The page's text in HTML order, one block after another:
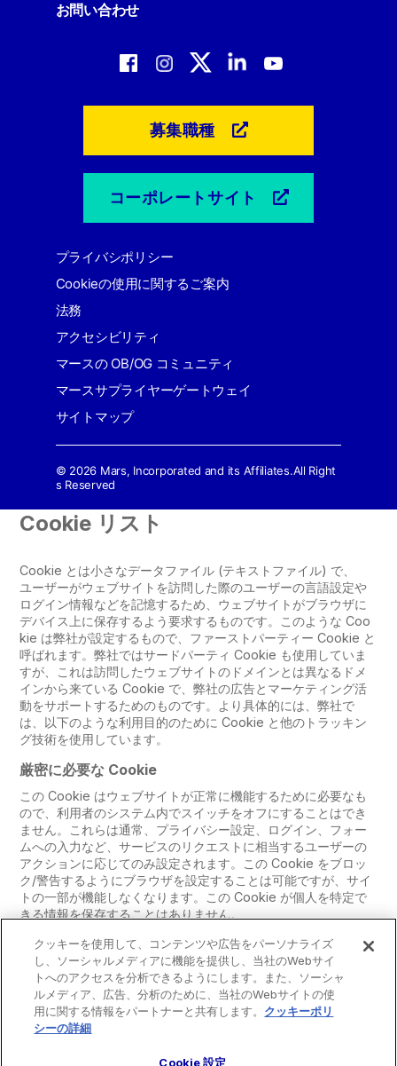
お問い合わせ
募集職種
コーポレートサイト
プライバシポリシー
Cookieの使用に関するご案内
法務
アクセシビリティ
マースの OB/OG コミュニティ
マースサプライヤーゲートウェイ
サイトマップ
© 2026 Mars, Incorporated and its Affiliates.All Right
s Reserved
Cookie リスト
Cookie とは小さなデータファイル (テキストファイル) で、
ユーザーがウェブサイトを訪問した際のユーザーの言語設定や
ログイン情報などを記憶するため、ウェブサイトがブラウザに
デバイス上に保存するよう要求するものです。このような Coo
kie は弊社が設定するもので、ファーストパーティー Cookie と
呼ばれます。弊社ではサードパーティ Cookie も使用していま
すが、これは訪問したウェブサイトのドメインとは異なるドメ
インから来ている Cookie で、弊社の広告とマーケティング活
動をサポートするためのものです。より具体的には、弊社で
は、以下のような利用目的のために Cookie と他のトラッキン
グ技術を使用しています。
厳密に必要な Cookie
この Cookie はウェブサイトが正常に機能するために必要なも
ので、利用者のシステム内でスイッチをオフにすることはでき
ません。これらは通常、プライバシー設定、ログイン、フォー
ムへの入力など、サービスのリクエストに相当するユーザーの
アクションに応じてのみ設定されます。この Cookie をブロッ
ク/警告するようにブラウザを設定することは可能ですが、サイ
トの一部が機能しなくなります。この Cookie が個人を特定で
きる情報を保存することはありません。
必
.marsrecruit.jp
OptanonConsent, OptanonAlertBoxClosed
クッキーを使用して、コンテンツや広告をパーソナライズ
し、ソーシャルメディアに機能を提供し、当社のWebサイ
トへのアクセスを分析できるようにします。また、ソーシャ
ルメディア、広告、分析のために、当社のWebサイトの使
用に関する情報をパートナーと共有します。 クッキーポリ
シーの詳細
Cookie 設定